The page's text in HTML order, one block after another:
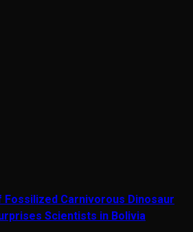
Carnivorous Dinosaur
Scientists in Bolivia